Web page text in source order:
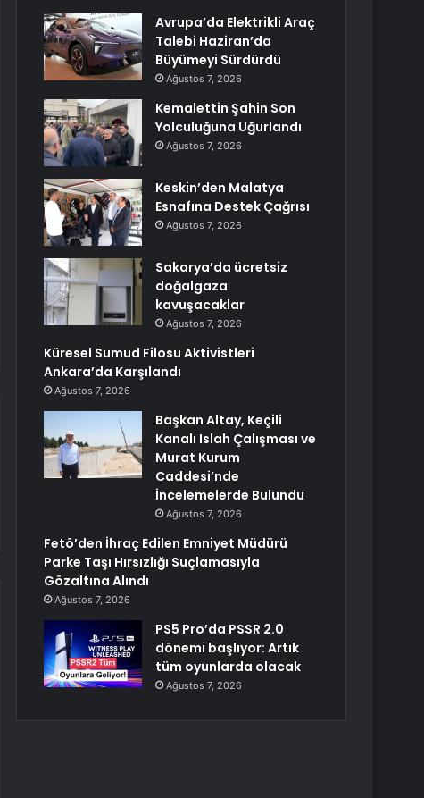
Avrupa’da Elektrikli Araç
Talebi Haziran’da
Büyümeyi Sürdürdü
Ağustos 7, 2026
Kemalettin Şahin Son
Yolculuğuna Uğurlandı
Ağustos 7, 2026
Keskin’den Malatya
Esnafına Destek Çağrısı
Ağustos 7, 2026
Sakarya’da ücretsiz
doğalgaza
kavuşacaklar
Ağustos 7, 2026
Küresel Sumud Filosu Aktivistleri
Ankara’da Karşılandı
Ağustos 7, 2026
Başkan Altay, Keçili
Kanalı Islah Çalışması ve
Murat Kurum
Caddesi’nde
İncelemelerde Bulundu
Ağustos 7, 2026
Fetö’den İhraç Edilen Emniyet Müdürü
Parke Taşı Hırsızlığı Suçlamasıyla
Gözaltına Alındı
Ağustos 7, 2026
PS5 Pro’da PSSR 2.0
dönemi başlıyor: Artık
tüm oyunlarda olacak
Ağustos 7, 2026